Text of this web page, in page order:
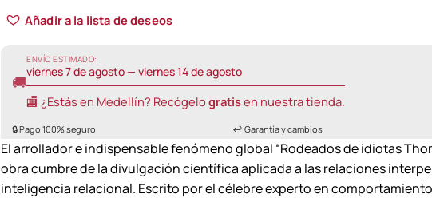
Añadir a la lista de deseos
🚚
ENVÍO ESTIMADO:
viernes 7 de agosto — viernes 14 de agosto
🏬 ¿Estás en Medellín? Recógelo gratisen nuestra tienda.
🔒 Pago 100% seguro ↩️ Garantía y cambios
El arrollador e indispensable fenómeno global “Rodeados de idiotas
obra cumbre de la divulgación científica aplicada a las relaciones
inteligencia relacional. Escrito por el célebre experto en